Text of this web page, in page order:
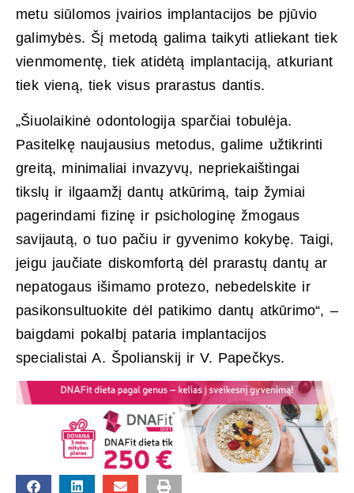
metu siūlomos įvairios implantacijos be pjūvio
galimybės. Šį metodą galima taikyti atliekant tiek
vienmomentę, tiek atidėtą implantaciją, atkuriant
tiek vieną, tiek visus prarastus dantis.
„Šiuolaikinė odontologija sparčiai tobulėja.
Pasitelkę naujausius metodus, galime užtikrinti
greitą, minimaliai invazyvų, nepriekaištingai
tikslų ir ilgaamžį dantų atkūrimą, taip žymiai
pagerindami fizinę ir psichologinę žmogaus
savijautą, o tuo pačiu ir gyvenimo kokybę. Taigi,
jeigu jaučiate diskomfortą dėl prarastų dantų ar
nepatogaus išimamo protezo, nebedelskite ir
pasikonsultuokite dėl patikimo dantų atkūrimo“, –
baigdami pokalbį pataria implantacijos
specialistai A. Špolianskij ir V. Papečkys.